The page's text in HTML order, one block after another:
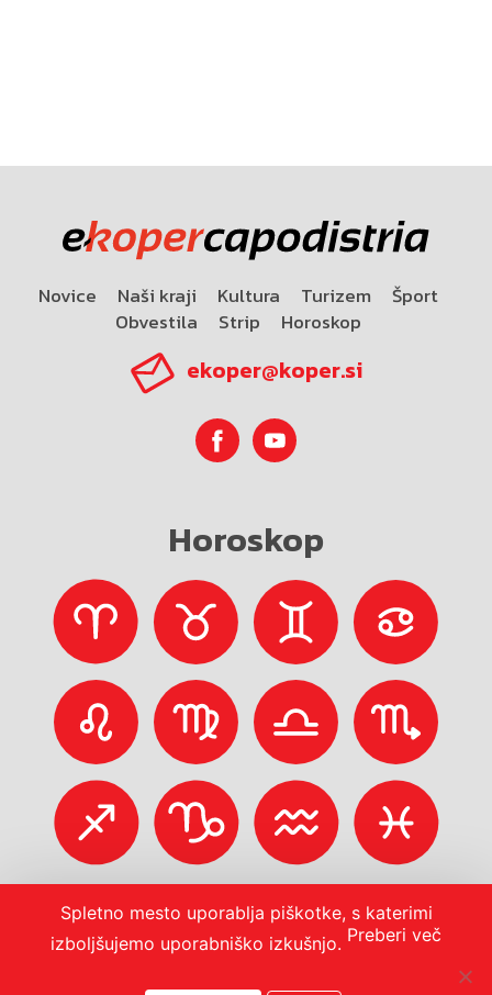
Novice Naši kraji Kultura Turizem
Šport
Obvestila
Strip Horoskop
ekoper@koper.si
Horoskop
Spletno mesto uporablja piškotke, s katerimi
izboljšujemo uporabniško izkušnjo. Preberi več